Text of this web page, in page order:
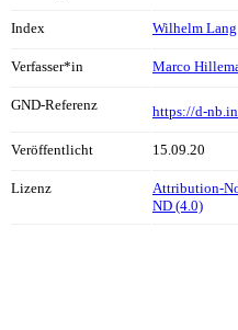
Index Wilhelm Lang
Verfasser*in Marco
GND-Referenz https://d-
Veröffentlicht 15.09.20
Lizenz
Attribution-
ND (4.0)